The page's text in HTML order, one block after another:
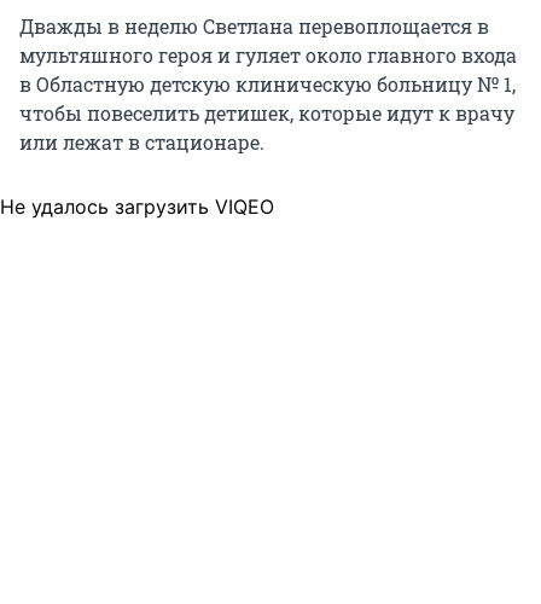
Дважды в неделю Светлана перевоплощается в
мультяшного героя и гуляет около главного входа
в Областную детскую клиническую больницу № 1,
чтобы повеселить детишек, которые идут к врачу
или лежат в стационаре.
Не удалось загрузить VIQEO